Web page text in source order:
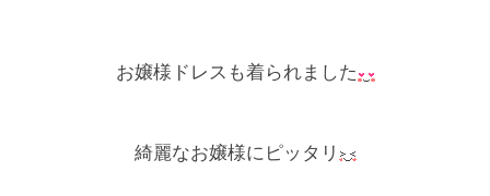
お嬢様ドレスも着られました
綺麗なお嬢様にピッタリ